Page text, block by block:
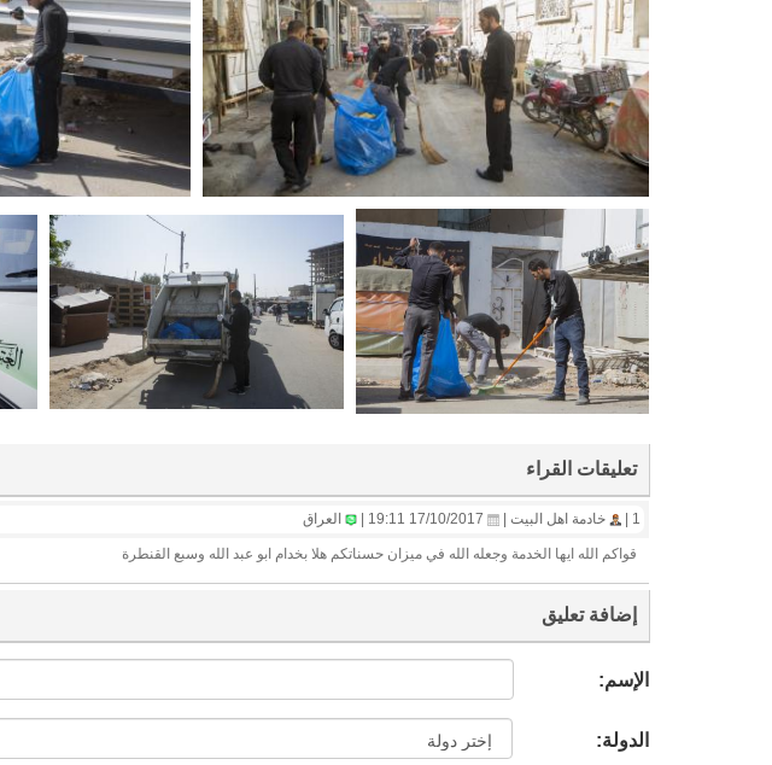
تعليقات القراء
1 | خادمة اهل البيت | العراق
قواكم الله ايها الخدمة وجعله الله في ميزان حسناتكم هلا بخدام ابو عبد الله وسبع القنطرة
إضافة تعليق
الإسم:
الدولة: